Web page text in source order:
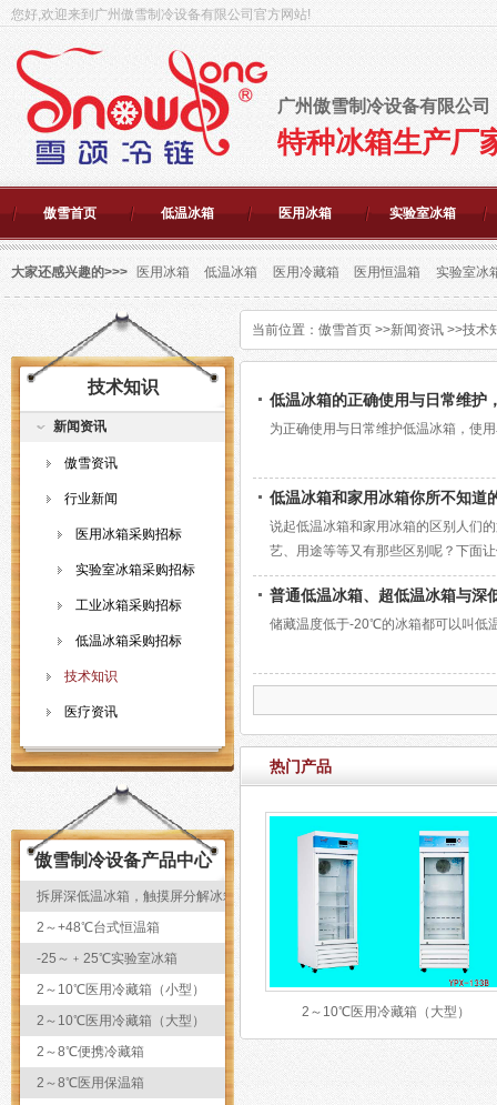
您好,欢迎来到广州傲雪制冷设备有限公司官方网站!
广州傲雪制冷设备有限公司
特种冰箱生产厂
傲雪首页 低温冰箱 医用冰箱 实验室冰箱
大家还感兴趣的>>> 医用冰箱 低温冰箱 医用冷藏箱 医用恒温箱 实验室冰
技术知识
新闻资讯
傲雪资讯
行业新闻
医用冰箱采购招标
实验室冰箱采购招标
工业冰箱采购招标
低温冰箱采购招标
技术知识
医疗资讯
傲雪制冷设备产品中心
拆屏深低温冰箱，触摸屏分解冰箱，液晶拆分冰箱
2～+48℃台式恒温箱
-25～﹢25℃实验室冰箱
2～10℃医用冷藏箱（小型）
2～10℃医用冷藏箱（大型）
2～8℃便携冷藏箱
2～8℃医用保温箱
当前位置： 傲雪首页 >>新闻资讯 >>技术
低温冰箱的正确使用与日常维护
为正确使用与日常维护低温冰箱，使
低温冰箱和家用冰箱你所不知道
说起低温冰箱和家用冰箱的区别人们
艺、用途等等又有那些区别呢？下面
普通低温冰箱、超低温冰箱与深
储藏温度低于-20℃的冰箱都可以叫低
热门产品
2～10℃医用冷藏箱（大型）